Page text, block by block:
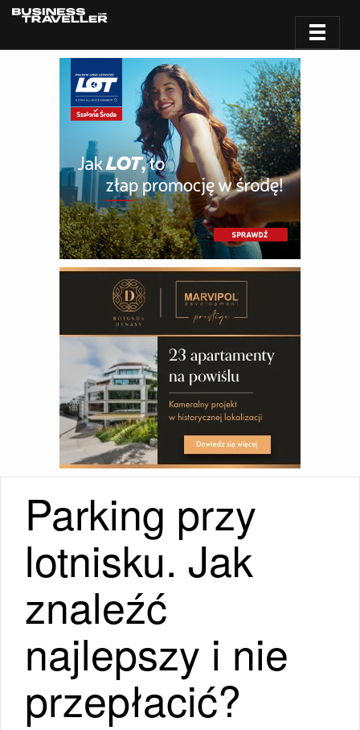
Parking przy
lotnisku. Jak
znaleźć
najlepszy i nie
przepłacić?